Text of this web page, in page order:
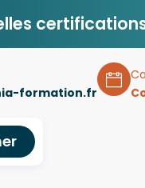
formation.fr